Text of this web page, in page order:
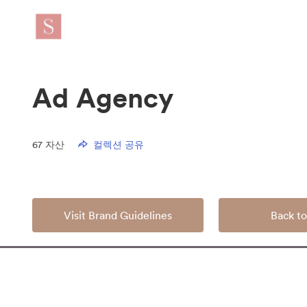
Ad Agency
67 자산 컬렉션 공유
Visit Brand Guidelines Back